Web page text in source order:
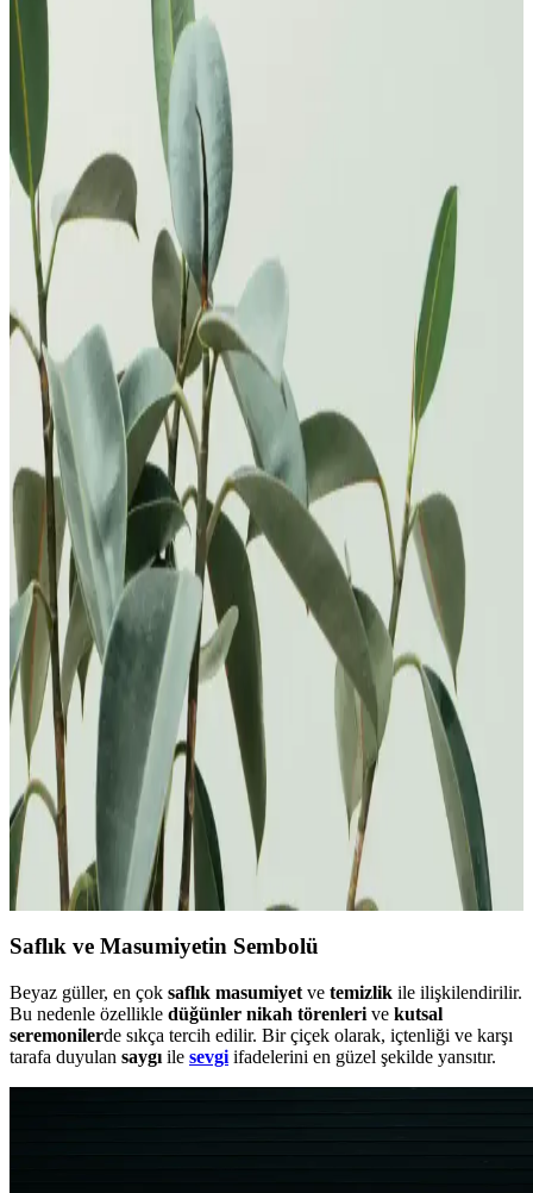
Beyaz güllerin fiyatları, anlamları ve moda dünyasındaki yeri
hakkında detaylı bilgiler. Zarif ve uygun fiyatlı seçeneklerle tarzınızı
tamamlayın.
Beyaz Güllerin Anlamları ve Moda Dünyasındaki
Yansımaları
Beyaz güller, saflık ve masumiyetin simgesi olarak moda ve
tasarımda şıklık katarken, anlamlı mesajlar ve sembollerle tarzınıza
derinlik katar. Çanta ve ayakkabılarda kullanımıyla zarif detaylar
sunar.
11 Beyaz Gülün Anlamı Saflık ve Derin Sevginin
Sembolü
11 beyaz gül, saf ve derin sevgi ile saygıyı temsil eder. Romantik,
özel günler ve yeni başlangıçlar için anlamlı bir hediye seçeneğidir.
En Güzel Beyaz Güller: Anlamları, Çeşitleri ve
Kullanım Alanları
Beyaz güller, saflık ve masumiyetin simgesi olup, çeşitli türleri ve
kullanımlarıyla özel günlerde tercih edilir. Estetik ve anlam dolu bu
çiçekler, duyguları en saf şekilde ifade eder.
9 Beyaz Gülün Anlamı ve Sembolizmi: Saflık,
Sonsuzluk ve Bağlılık İfadesi
9 beyaz gül, saflık, sonsuzluk ve bağlılığın sembolüdür. Bu özel
sayının ve rengin anlamları, sevgi ve sadakat duygularını
derinlemesine yansıtarak anlamlı hediye ve ifadelerde kullanılır.
Beyaz Güllerin Anlamı ve Sembolik Değerleri:
Saflık, Sevgi ve Uzun Ömür İfade Edici Çiçek
Beyaz güller, saflık, masumiyet ve uzun ömür anlamlarıyla öne
çıkar. 9 beyaz gül, sonsuz sevgi ve bağlılığı temsil eder. Bu yazıda,
güllerin anlamları ve kullanım alanları detaylı inceleniyor.
Saflık ve Masumiyetin Sembolü
Beyaz güller, en çok saflık masumiyet ve temizlik ile ilişkilendirilir.
Bu nedenle özellikle düğünler nikah törenleri ve kutsal
seremonilerde sıkça tercih edilir. Bir çiçek olarak, içtenliği ve karşı
tarafa duyulan saygı ile sevgi ifadelerini en güzel şekilde yansıtır.